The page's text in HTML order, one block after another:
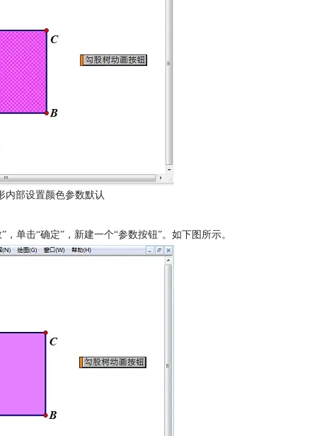
内部设置颜色参数默认
单击“确定”，新建一个“参数按钮”。如下图所示。